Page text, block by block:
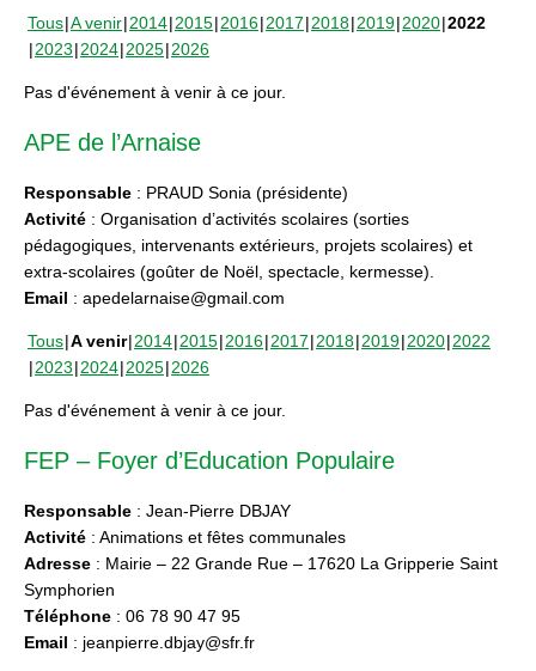
Tous A venir 2014 2015 2016 2017 2018 2019 2020 2022
2023 2024 2025 2026
Pas d'événement à venir à ce jour.
APE de l’Arnaise
Responsable : PRAUD Sonia (présidente)
Activité : Organisation d’activités scolaires (sorties
pédagogiques, intervenants extérieurs, projets scolaires) et
extra-scolaires (goûter de Noël, spectacle, kermesse).
Email : apedelarnaise@gmail.com
Tous A venir 2014 2015 2016 2017 2018 2019 2020 2022
2023 2024 2025 2026
Pas d'événement à venir à ce jour.
FEP – Foyer d’Education Populaire
Responsable : Jean-Pierre DBJAY
Activité : Animations et fêtes communales
Adresse : Mairie – 22 Grande Rue – 17620 La Gripperie Saint
Symphorien
Téléphone : 06 78 90 47 95
Email : jeanpierre.dbjay@sfr.fr